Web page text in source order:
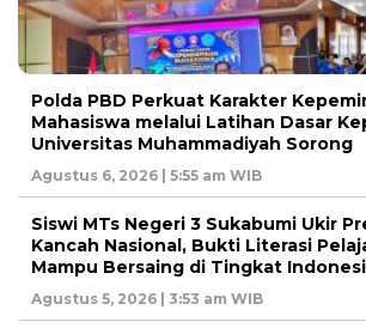
Polda PBD Perkuat Karakter
Mahasiswa melalui Latihan Dasar
Universitas Muhammadiyah Sorong
Agustus 6, 2026 | 5:55 am WIB
Siswi MTs Negeri 3 Sukabumi Ukir
Kancah Nasional, Bukti Literasi
Mampu Bersaing di Tingkat
Agustus 5, 2026 | 3:53 am WIB